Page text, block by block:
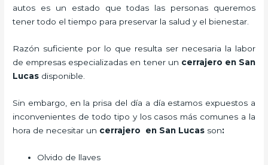
autos es un estado que todas las personas queremos
tener todo el tiempo para preservar la salud y el bienestar.
Razón suficiente por lo que resulta ser necesaria la labor
de empresas especializadas en tener un cerrajero en San
Lucas disponible.
Sin embargo, en la prisa del día a día estamos expuestos a
inconvenientes de todo tipo y los casos más comunes a la
hora de necesitar un cerrajero en San Lucas son:
Olvido de llaves